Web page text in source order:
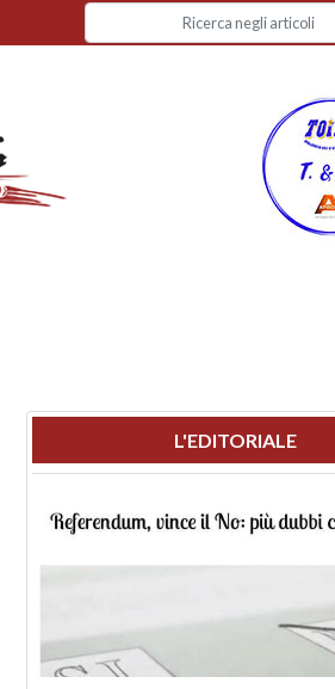
L'EDITORIALE